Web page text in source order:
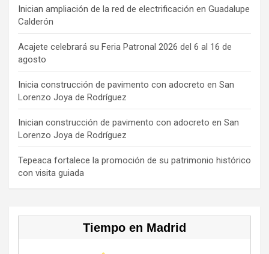
b
o
o
k
a
d
s
gr
a
m
o
k
T
u
b
e
C
h
a
n
n
el
Inician ampliación de la red de electrificación en Guadalupe
Calderón
Acajete celebrará su Feria Patronal 2026 del 6 al 16 de
agosto
Inicia construcción de pavimento con adocreto en San
Lorenzo Joya de Rodríguez
Inician construcción de pavimento con adocreto en San
Lorenzo Joya de Rodríguez
Tepeaca fortalece la promoción de su patrimonio histórico
con visita guiada
Tiempo en Madrid